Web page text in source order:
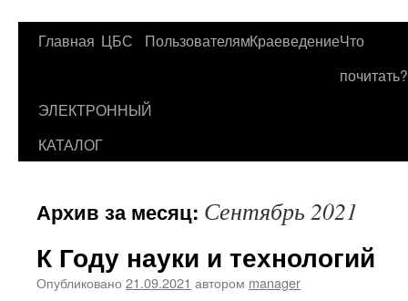
Перейти
содержимому
Главная ЦБС ПользователямКраеведениеЧто
почитать?
ЭЛЕКТРОННЫЙ
КАТАЛОГ
Архив за месяц: Сентябрь 2021
К Году науки и технологий
Опубликовано 21.09.2021 автором manager